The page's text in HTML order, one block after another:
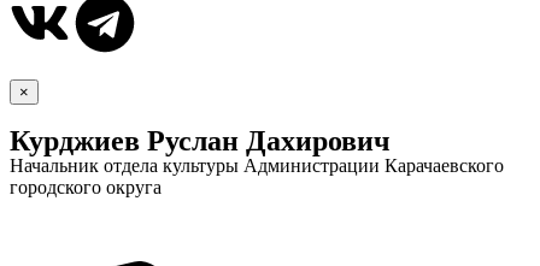
×
Курджиев Руслан Дахирович
Начальник отдела культуры Администрации Карачаевского
городского округа